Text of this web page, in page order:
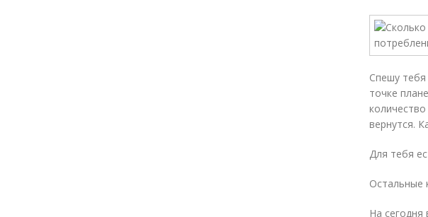
Спешу
точке
вернутся.
Для тебя
Остальные
На сегодня